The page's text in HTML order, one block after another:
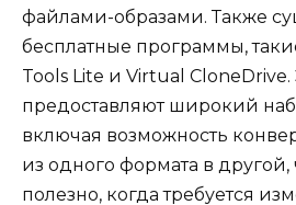
файлами-образами. Также
бесплатные программы,
Tools Lite и Virtual
предоставляют широкий
включая возможность
из одного формата в другой,
полезно, когда требуется